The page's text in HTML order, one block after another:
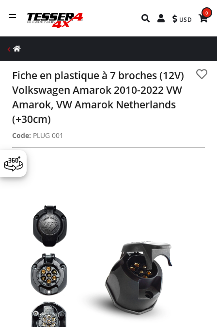
USD
0
Fiche en plastique à 7 broches (12V)
Volkswagen Amarok 2010-2022 VW
Amarok, VW Amarok Netherlands
(+30cm)
Code: PLUG 001